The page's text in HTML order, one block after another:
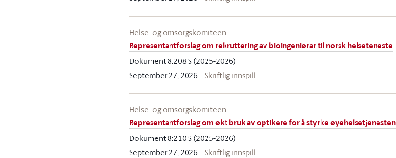
Helse- og omsorgskomiteen
Representantforslag om rekruttering av bioingeniørar til norsk helseteneste
Dokument 8:208 S (2025-2026)
September 27, 2026–Skriftlig innspill
Helse- og omsorgskomiteen
Representantforslag om økt bruk av optikere for å styrke øyehelsetjenesten
Dokument 8:210 S (2025-2026)
September 27, 2026–Skriftlig innspill